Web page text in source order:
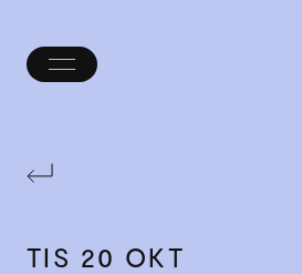
Öppna/stäng
TIS 20 OKT